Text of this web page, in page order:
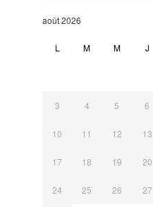
août 2026
L M M J
3 4 5 6
10 11 12 13
17 18 19 20
24 25 26 27